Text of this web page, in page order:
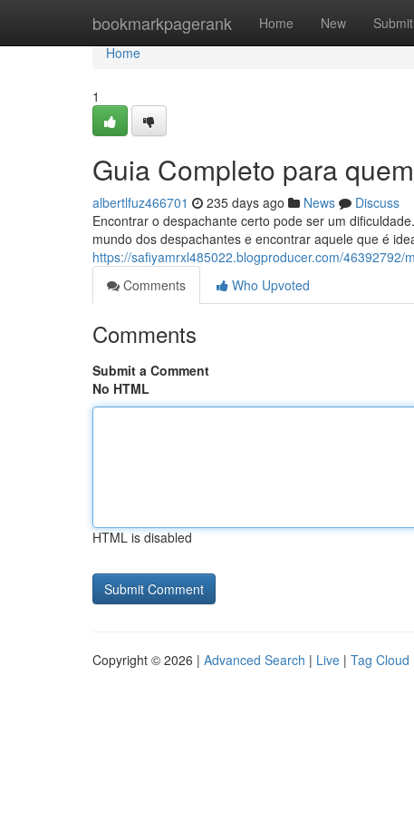
bookmarkpagerank Home New Submit
Home
Home
1
Guia Completo para
albertlfuz466701 235 days ago News
Discuss
Encontrar o despachante certo pode ser um
mundo dos despachantes e encontrar aquele que é
https://safiyamrxl485022.blogproducer.com/
Comments
Who Upvoted
Comments
Submit a Comment
No HTML
HTML is disabled
Copyright © 2026 | Advanced Search | Live | Tag Cloud